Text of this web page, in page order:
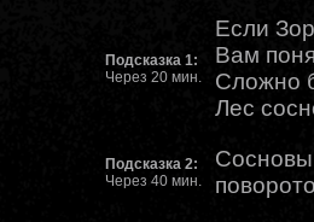
Подсказка 1:
Через 20 мин.
Если
Вам
Сложно
Лес
Подсказка 2:
Через 40 мин.